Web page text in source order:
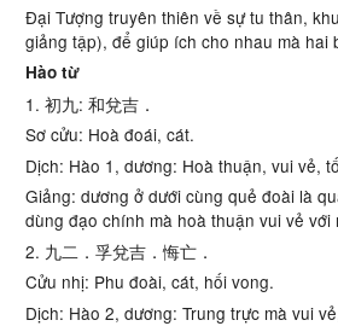
Đại Tượng truyên thiên về sự tu thân,
giảng tập), để giúp ích cho nhau mà hai
Hào từ
1. 初九: 和兌吉．
Sơ cửu: Hoà đoái, cát.
Dịch: Hào 1, dương: Hoà thuận, vui vẻ,
Giảng: dương ở dưới cùng quẻ đoài là
dùng đạo chính mà hoà thuận vui vẻ với
2. 九二．孚兌吉．悔亡．
Cửu nhị: Phu đoài, cát, hối vong.
Dịch: Hào 2, dương: Trung trực mà vui